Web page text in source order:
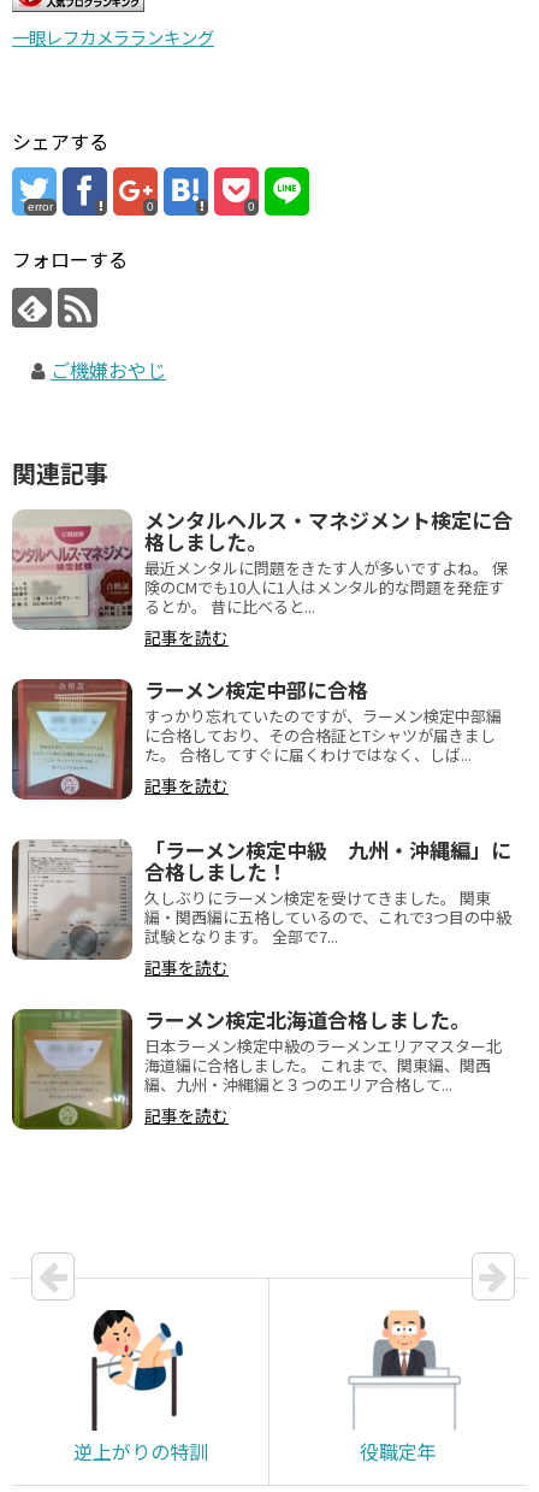
一眼レフカメラランキング
シェアする
error 0 0
フォローする
ご機嫌おやじ
関連記事
メンタルヘルス・マネジメント検定に合
格しました。
最近メンタルに問題をきたす人が多いですよね。 保
険のCMでも10人に1人はメンタル的な問題を発症す
るとか。 昔に比べると...
記事を読む
ラーメン検定中部に合格
すっかり忘れていたのですが、ラーメン検定中部編
に合格しており、その合格証とTシャツが届きまし
た。 合格してすぐに届くわけではなく、しば...
記事を読む
「ラーメン検定中級 九州・沖縄編」に
合格しました！
久しぶりにラーメン検定を受けてきました。 関東
編・関西編に五格しているので、これで3つ目の中級
試験となります。 全部で7...
記事を読む
ラーメン検定北海道合格しました。
日本ラーメン検定中級のラーメンエリアマスター北
海道編に合格しました。 これまで、関東編、関西
編、九州・沖縄編と３つのエリア合格して...
記事を読む
逆上がりの特訓 役職定年